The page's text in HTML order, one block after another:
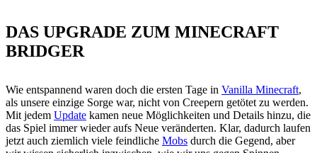
DAS UPGRADE ZUM MINECRAFT
BRIDGER
Wie entspannend waren doch die ersten Tage in Vanilla Minecraft,
als unsere einzige Sorge war, nicht von Creepern getötet zu werden.
Mit jedem Update kamen neue Möglichkeiten und Details hinzu, die
das Spiel immer wieder aufs Neue veränderten. Klar, dadurch laufen
jetzt auch ziemlich viele feindliche Mobs durch die Gegend, aber